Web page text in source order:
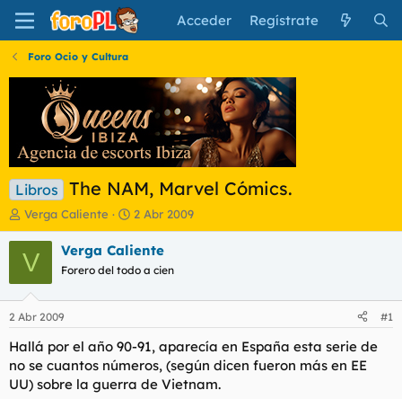
Acceder Regístrate
Foro Ocio y Cultura
Libros The NAM, Marvel Cómics.
I
n
i
c
a
d
o
r
e
l
Verga Caliente
F
e
c
a
i
n
c
i
2 Abr 2009
V Verga Caliente
Forero del todo a cien
2 Abr 2009 #1
Hallá por el año 90-91, aparecía en España esta serie de
no se cuantos números, (según dicen fueron más en EE
UU) sobre la guerra de Vietnam.